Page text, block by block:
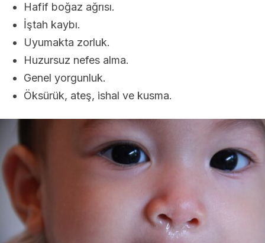
Hafif boğaz ağrısı.
İştah kaybı.
Uyumakta zorluk.
Huzursuz nefes alma.
Genel yorgunluk.
Öksürük, ateş, ishal ve kusma.